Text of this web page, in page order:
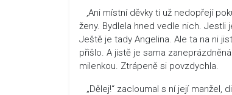
‚Ani místní děvky ti už nedopřejí
ženy. Bydlela hned vedle nich. Jestli
Ještě je tady Angelina. Ale ta na ni
přišlo. A jistě je sama
milenkou. Ztrápeně si povzdychla.
„Dělej!“ zacloumal s ní její manžel,